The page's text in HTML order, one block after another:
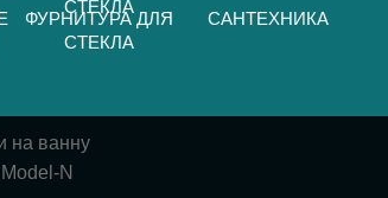
ФУРНИТУРА ДЛЯ
СТЕКЛА
САНТЕХНИКА
на ванну
N